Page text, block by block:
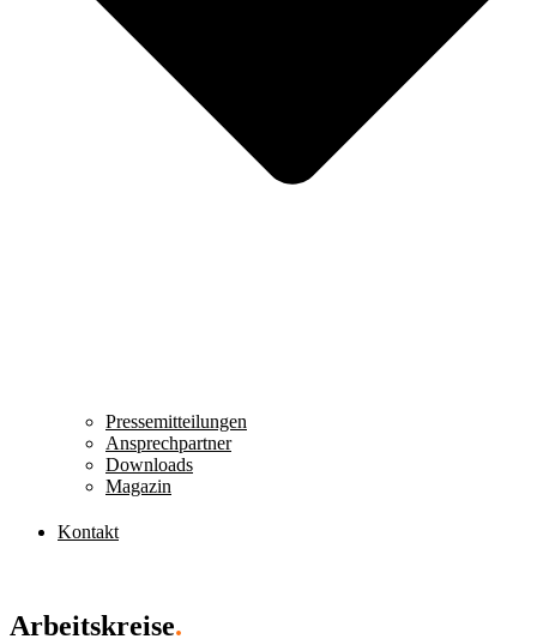
Pressemitteilungen
Ansprechpartner
Downloads
Magazin
Kontakt
Arbeitskreise.